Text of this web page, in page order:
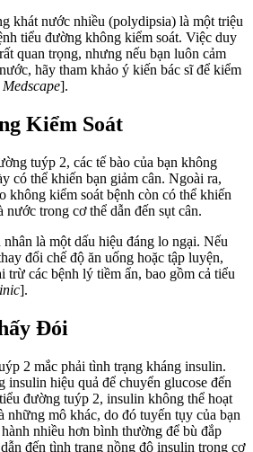
khát nước nhiều (polydipsia) là một triệu
tiểu đường không kiểm soát. Việc duy
quan trọng, nhưng nếu bạn luôn cảm
hãy tham khảo ý kiến bác sĩ để kiểm
Medscape].
Kiểm Soát
tuýp 2, các tế bào của bạn không
có thể khiến bạn giảm cân. Ngoài ra,
không kiểm soát bệnh còn có thể khiến
nước trong cơ thể dẫn đến sụt cân.
là một dấu hiệu đáng lo ngại. Nếu
đổi chế độ ăn uống hoặc tập luyện,
trừ các bệnh lý tiềm ẩn, bao gồm cả tiểu
].
Đói
2 mắc phải tình trạng kháng insulin.
insulin hiệu quả để chuyển glucose đến
đường tuýp 2, insulin không thể hoạt
những mô khác, do đó tuyến tụy của bạn
nhiều hơn bình thường để bù đắp
đến tình trạng nồng độ insulin trong cơ